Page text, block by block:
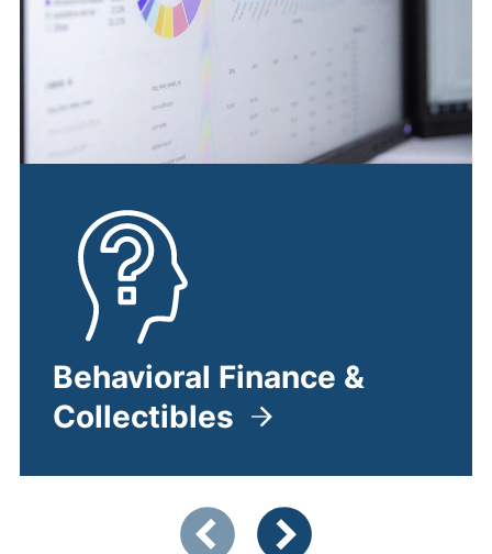
Behavioral Finance &
Collectibles
Zeigt Folie 1 von 4